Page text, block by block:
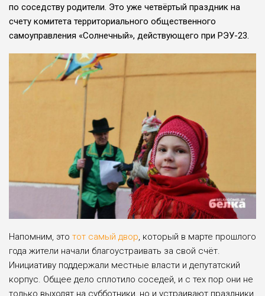
по соседству родители. Это уже четвёртый праздник на
счету комитета территориального общественного
самоуправления «Солнечный», действующего при РЭУ-23.
Напомним, это тот самый двор, который в марте прошлого
года жители начали благоустраивать за свой счёт.
Инициативу поддержали местные власти и депутатский
корпус. Общее дело сплотило соседей, и с тех пор они не
только выходят на субботники, но и устраивают праздники